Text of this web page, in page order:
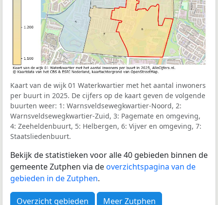
Kaart van de wijk 01 Waterkwartier met het aantal inwoners
per buurt in 2025. De cijfers op de kaart geven de volgende
buurten weer: 1: Warnsveldsewegkwartier-Noord, 2:
Warnsveldsewegkwartier-Zuid, 3: Pagemate en omgeving,
4: Zeeheldenbuurt, 5: Helbergen, 6: Vijver en omgeving, 7:
Staatsliedenbuurt.
Bekijk de statistieken voor alle 40 gebieden binnen de
gemeente Zutphen via deoverzichtspagina van de
gebieden in de Zutphen.
Overzicht gebieden Meer Zutphen